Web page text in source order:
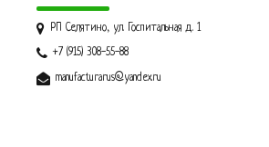
РП Селятино, ул. Госпитальная д. 1
+7 (915) 308-55-88
manufacturarus@yandex.ru